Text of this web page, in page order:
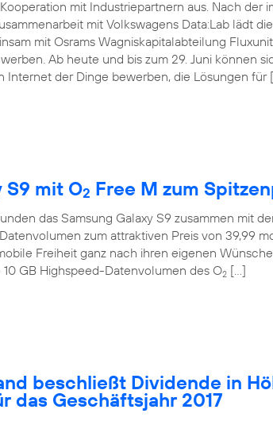
mit Industriepartnern aus. Nach der
mit Volkswagens Data:Lab lädt
mit Osrams Wagniskapitalabteilung Fluxunit
Ab heute und bis zum 29. Juni können
Internet der Dinge bewerben, die Lösungen für
S9 mit O2 Free M zum
das Samsung Galaxy S9 zusammen mit
zum attraktiven Preis von 39,99
Freiheit ganz nach ihren eigenen
GB Highspeed-Datenvolumen des O2 […]
beschließt Dividende in
das Geschäftsjahr 2017